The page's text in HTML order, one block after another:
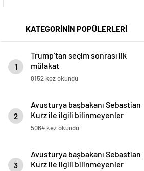
KATEGORİNİN POPÜLERLERİ
1
Trump’tan seçim sonrası ilk
mülakat
8152 kez okundu
2
Avusturya başbakanı Sebastian
Kurz ile ilgili bilinmeyenler
5064 kez okundu
3
Avusturya başbakanı Sebastian
Kurz ile ilgili bilinmeyenler